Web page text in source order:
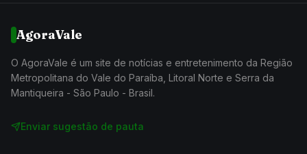
AgoraVale
O AgoraVale é um site de notícias e entretenimento da Região
Metropolitana do Vale do Paraíba, Litoral Norte e Serra da
Mantiqueira - São Paulo - Brasil.
Enviar sugestão de pauta